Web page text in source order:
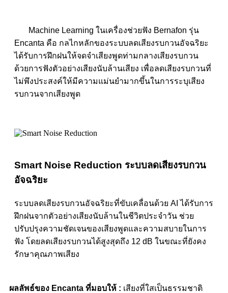
Machine Learning ในเครื่องช่วยฟัง Bernafon รุ่น
Encanta คือ กลไกหลักของระบบลดเสียงรบกวนอัจฉริยะ
ได้รับการฝึกฝนให้จดจำเสียงพูดท่ามกลางเสียงรบกวน
ด้วยการฟังตัวอย่างเสียงนับล้านเสียง เพื่อลดเสียงรบกวนที่
ไม่พึงประสงค์ให้มีความแม่นยำมากขึ้นในการระบุเสียง
รบกวนจากเสียงพูด
Smart Noise Reduction ระบบลดเสียงรบกวน
อัจฉริยะ
ระบบลดเสียงรบกวนอัจฉริยะที่ขับเคลื่อนด้วย AI ได้รับการ
ฝึกฝนจากตัวอย่างเสียงนับล้านในชีวิตประจำวัน ช่วย
ปรับปรุงความชัดเจนของเสียงพูดและความสบายในการ
ฟัง โดยลดเสียงรบกวนได้สูงสุดถึง 12 dB ในขณะที่ยังคง
รักษาคุณภาพเสียง
ผลลัพธ์ของ Encanta ที่มอบให้ : เสียงที่ใสเป็นธรรมชาติ